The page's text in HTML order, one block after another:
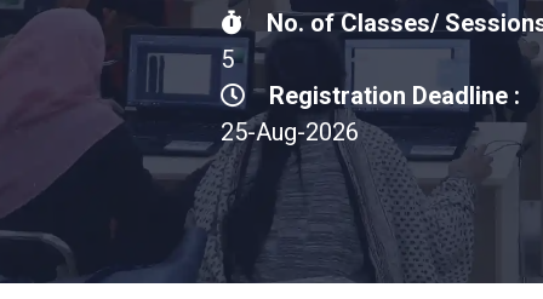
No. of Classes/
5
Registration Deadline :
25-Aug-2026